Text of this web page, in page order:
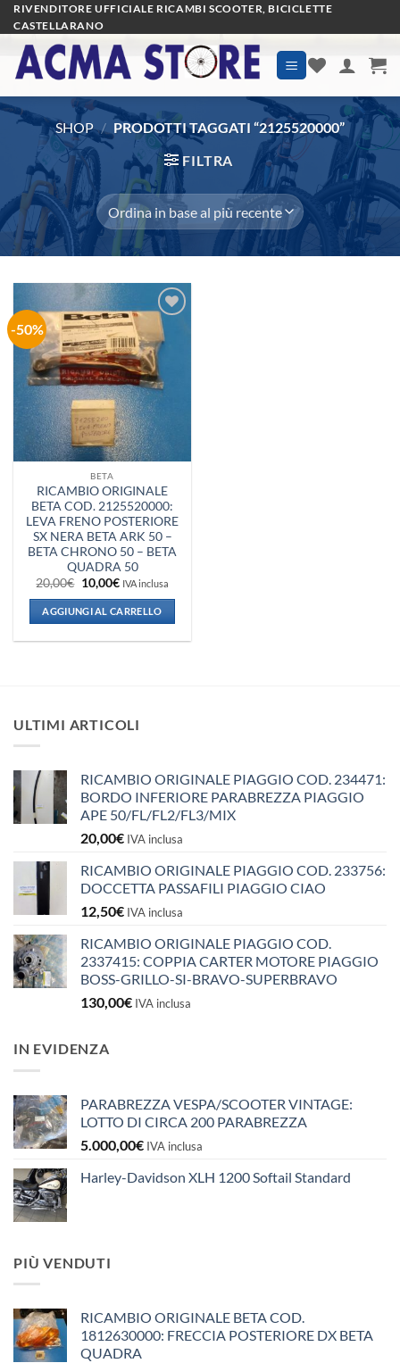
Salta
ai
contenuti
RIVENDITORE UFFICIALE RICAMBI SCOOTER, BICICLETTE
CASTELLARANO
SHOP / PRODOTTI TAGGATI “2125520000”
FILTRA
-50%
Aggiungi
alla lista
dei
desideri
BETA
RICAMBIO ORIGINALE
BETA COD. 2125520000:
LEVA FRENO POSTERIORE
SX NERA BETA ARK 50 –
BETA CHRONO 50 – BETA
QUADRA 50
20,00€ Il
prezzo
originale
era:
20,00€.
10,00€Il
attuale
è:
10,00€.
IVA inclusa
AGGIUNGI AL CARRELLO
ULTIMI ARTICOLI
RICAMBIO ORIGINALE PIAGGIO COD. 234471:
BORDO INFERIORE PARABREZZA PIAGGIO
APE 50/FL/FL2/FL3/MIX
20,00€ IVA inclusa
RICAMBIO ORIGINALE PIAGGIO COD. 233756:
DOCCETTA PASSAFILI PIAGGIO CIAO
12,50€ IVA inclusa
RICAMBIO ORIGINALE PIAGGIO COD.
2337415: COPPIA CARTER MOTORE PIAGGIO
BOSS-GRILLO-SI-BRAVO-SUPERBRAVO
130,00€ IVA inclusa
IN EVIDENZA
PARABREZZA VESPA/SCOOTER VINTAGE:
LOTTO DI CIRCA 200 PARABREZZA
5.000,00€ IVA inclusa
Harley-Davidson XLH 1200 Softail Standard
PIÙ VENDUTI
RICAMBIO ORIGINALE BETA COD.
1812630000: FRECCIA POSTERIORE DX BETA
QUADRA